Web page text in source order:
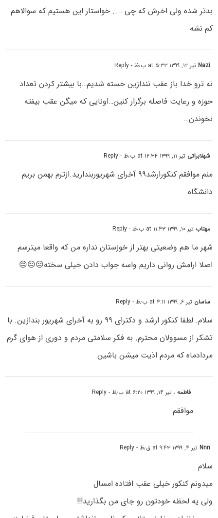
بدتر شده ولی اخرش که چی ….. خواستار این هستیم که سوالاهم
کم نشه
Naziتیر ۱۲, ۱۳۹۹ at ۵:۳۳ ب٫ظ - Reply
نه ترو خدا باز عقب نندازین خسته شدیم…با بیشتر کردن تعداد
حوزه و رعایت فاصله برگزار کنین…اونایی که میگن عقب بیفته
نخوندن…
شهلابراتی تیر ۱۱, ۱۳۹۹ at ۱۲:۳۴ ب٫ظ - Reply
منم موافقم کنکورارشد۹۹ آخرای شهریوربندارید.ازترم بهمن بریم
دانشگاه
مهتاب تیر ۱۰, ۱۳۹۹ at ۱۱:۴۳ ب٫ظ - Reply
شهر ما هم وضعیتی بهتر از خوزستان نداره من که واقعا میترسم
اصلا ارامش روانی داریم واسه جواب دادن خیلی سخته😔😔😔
ساسان تیر ۶, ۱۳۹۹ at ۴:۱۱ ب٫ظ - Reply
سلام. لطفا کنکور ارشد و دکترای ۹۹ رو به آخرای شهریور بندازین. با
تشکر از مسوولان محترم. به فکر سلامتی مردم و دوری از هوای گرم
مردادماه که مردم اذیت میشن باشین
فاطمه . تیر ۱۴, ۱۳۹۹ at ۶:۲۰ ب٫ظ - Reply
موافقم
Nnnتیر ۴, ۱۳۹۹ at ۹:۴۳ ق٫ظ - Reply
سلام
میدونم کنکور خیلی عقب افتاده امسال
ولی یه لحظه خودتون رو جای من بگذارید!!!